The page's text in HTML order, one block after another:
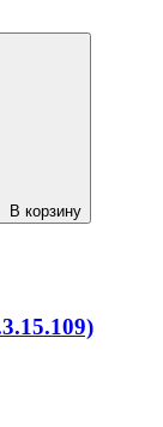
В корзину